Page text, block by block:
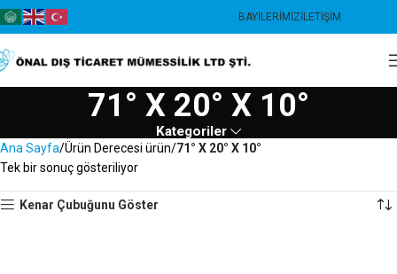
BAYILERIMIZİLETIŞIM
71° X 20° X 10°
Kategoriler
Ana Sayfa Ürün Derecesi ürün 71° X 20° X 10°
Tek bir sonuç gösteriliyor
Kenar Çubuğunu Göster